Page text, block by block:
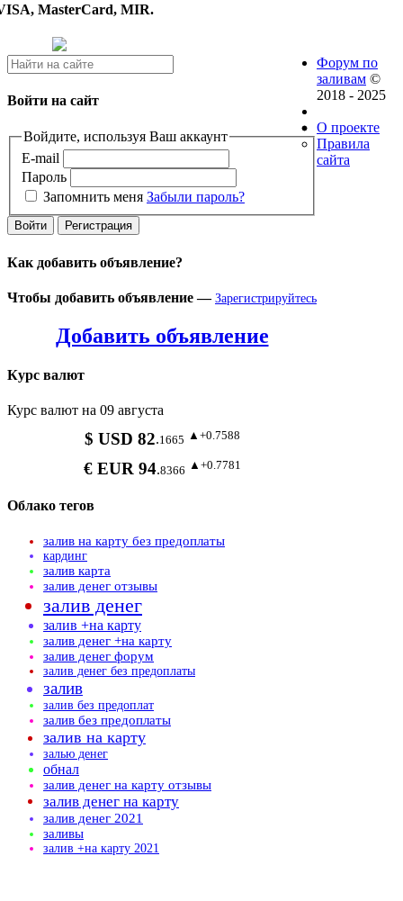
MasterCard, MIR.
Войти на сайт
Войдите, используя Ваш аккаунт
E-mail
Пароль
Запомнить меня Забыли пароль?
Как добавить объявление?
Чтобы добавить объявление — Зарегистрируйтесь
Добавить объявление
Курс валют
Курс валют на 09 августа
$ USD 82.1665 ▲+0.7588
€ EUR 94.8366 ▲+0.7781
Облако тегов
залив на карту без предоплаты
кардинг
залив карта
залив денег отзывы
залив денег
залив +на карту
залив денег +на карту
залив денег форум
залив денег без предоплаты
залив
залив без предоплат
залив без предоплаты
залив на карту
залью денег
обнал
залив денег на карту отзывы
залив денег на карту
залив денег 2021
заливы
залив +на карту 2021
Форум по
заливам ©
2018 - 2025
О проекте
Правила
сайта